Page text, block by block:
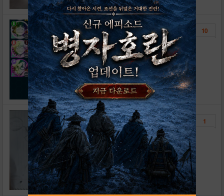
이 계졍 팝니다 진심 괜찮습
니다 빠른 댓글 부탁드립니
다박상빈GG8X 조회수 : 2,389
10
만능펜
TONO이원빈 조회수 : 1,076
1